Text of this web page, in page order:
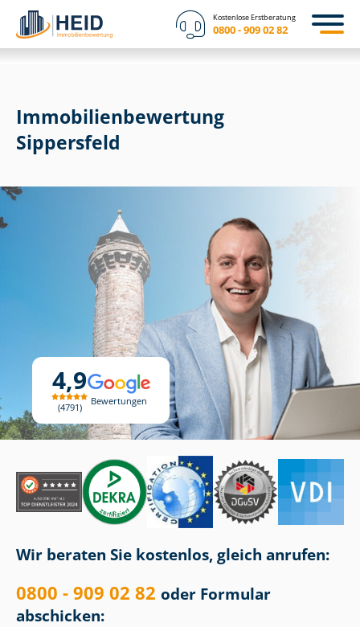
Kostenlose Erstberatung
0800 - 909 02 82
4,9
4791
Bewertungen
Immobilien­bewertung
Sippersfeld
Wir beraten Sie kostenlos, gleich anrufen:
0800 - 909 02 82 oder Formular
abschicken: